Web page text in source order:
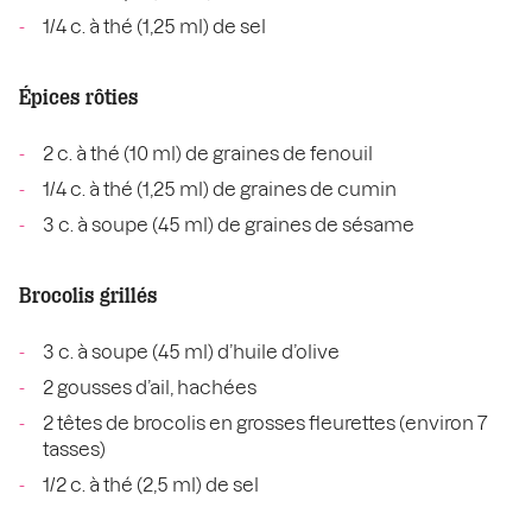
1/4 c. à thé (1,25 ml) de sel
Épices rôties
2 c. à thé (10 ml) de graines de fenouil
1/4 c. à thé (1,25 ml) de graines de cumin
3 c. à soupe (45 ml) de graines de sésame
Brocolis grillés
3 c. à soupe (45 ml) d’huile d’olive
2 gousses d’ail, hachées
2 têtes de brocolis en grosses fleurettes (environ 7
tasses)
1/2 c. à thé (2,5 ml) de sel